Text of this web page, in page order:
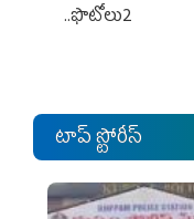
..ఫొటోలు2
టాప్ స్టోరీస్